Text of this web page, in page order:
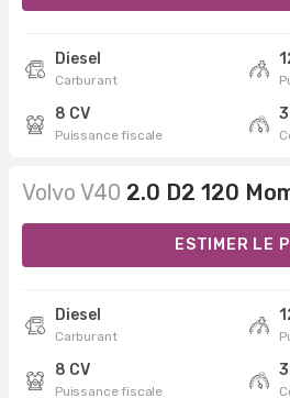
Diesel
Carburant
8 CV
Puissance fiscale
Volvo V40 2.0 D2 120
ESTIMER LE
Diesel
Carburant
8 CV
Puissance fiscale